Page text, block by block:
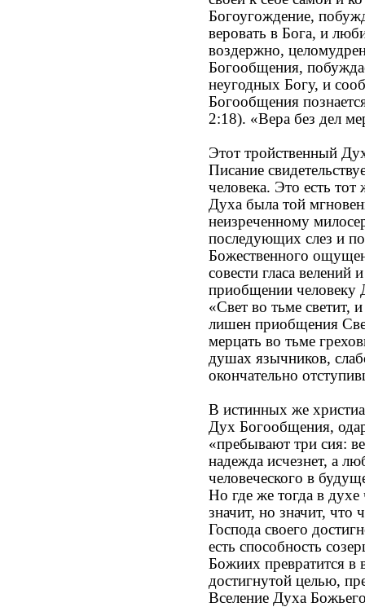
Богоугождение,
веровать в Бога, и
воздержно,
Богообщения,
неугодных Богу, и
Богообщения
2:18). «Вера без дел
Этот тройственный
Писание
человека. Это есть
Духа была той
неизреченному
последующих слез и
Божественного
совести гласа
приобщении человеку
«Свет во тьме светит,
лишен приобщения
мерцать во тьме
душах язычников,
окончательно
В истинных же
Дух Богообщения,
«пребывают три сия:
надежда исчезнет, а
человеческого в
Но где же тогда в духе
значит, но значит, что
Господа своего
есть способность
Божиих превратится в
достигнутой целью,
Вселение Духа